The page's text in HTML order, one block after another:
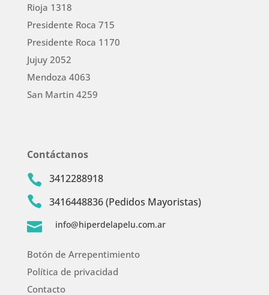
Rioja 1318
Presidente Roca 715
Presidente Roca 1170
Jujuy 2052
Mendoza 4063
San Martin 4259
Contáctanos
 3412288918
 3416448836 (Pedidos Mayoristas)
 info@hiperdelapelu.com.ar
Botón de Arrepentimiento
Política de privacidad
Contacto